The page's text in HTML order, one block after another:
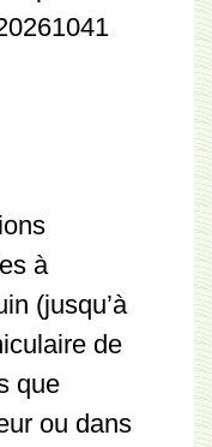
à
(jusqu’à
de
que
ou dans